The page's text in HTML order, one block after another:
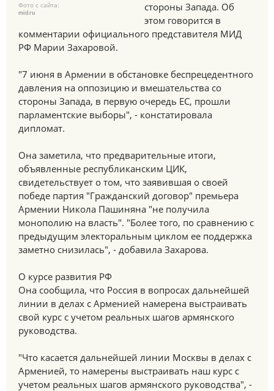
Фото с сайта:
mid.ru
стороны Запада. Об
этом говорится в
комментарии официального представителя МИД
РФ Марии Захаровой.
"7 июня в Армении в обстановке беспрецедентного
давления на оппозицию и вмешательства со
стороны Запада, в первую очередь ЕС, прошли
парламентские выборы", - констатировала
дипломат.
Она заметила, что предварительные итоги,
объявленные республиканским ЦИК,
свидетельствует о том, что заявившая о своей
победе партия "Гражданский договор" премьера
Армении Никола Пашиняна "не получила
монополию на власть". "Более того, по сравнению с
предыдущим электоральным циклом ее поддержка
заметно снизилась", - добавила Захарова.
О курсе развития РФ
Она сообщила, что Россия в вопросах дальнейшей
линии в делах с Арменией намерена выстраивать
свой курс с учетом реальных шагов армянского
руководства.
"Что касается дальнейшей линии Москвы в делах с
Арменией, то намерены выстраивать наш курс с
учетом реальных шагов армянского руководства", -